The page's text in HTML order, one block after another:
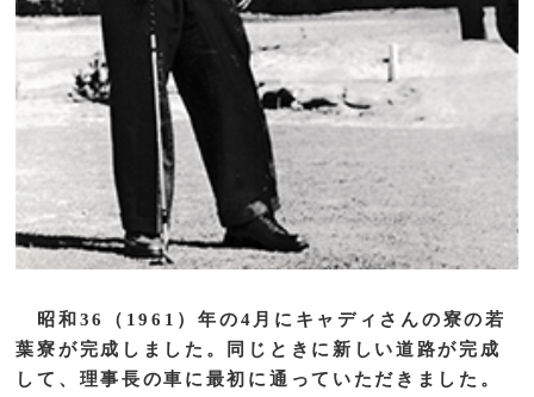
昭和36（1961）年の4月にキャディさんの寮の若
葉寮が完成しました。同じときに新しい道路が完成
して、理事長の車に最初に通っていただきました。